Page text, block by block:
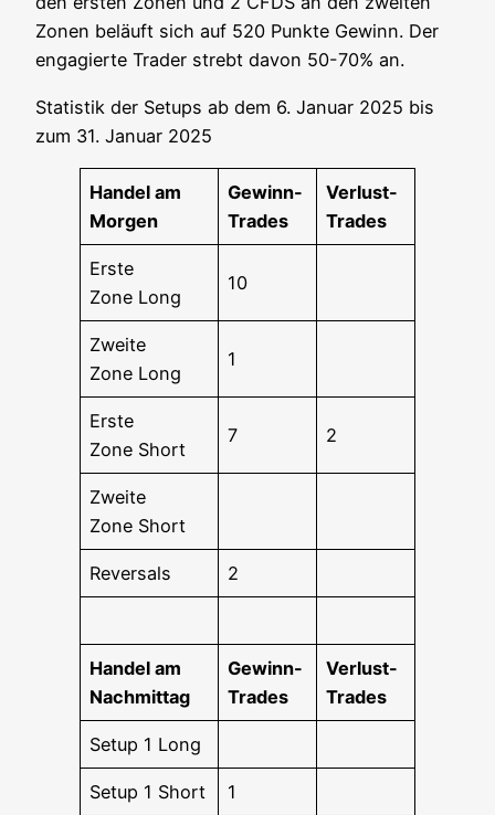
Zonen beläuft sich auf 520 Punk­te Gewinn. Der
enga­gier­te Trader strebt davon 50-70% an.
Sta­tis­tik der Set­ups ab dem 6. Janu­ar 2025 bis
zum 31. Janu­ar 2025
Han­del am
Morgen
Gewinn-
Trades
Ver­lust-
Trades
Ers­te
Zone Long
10
Zwei­te
Zone Long
1
Ers­te
Zone Short
7 2
Zwei­te
Zone Short
Rever­sals 2
Han­del am
Nachmittag
Gewinn-
Trades
Ver­lust-
Trades
Set­up 1 Long
Set­up 1 Short 1